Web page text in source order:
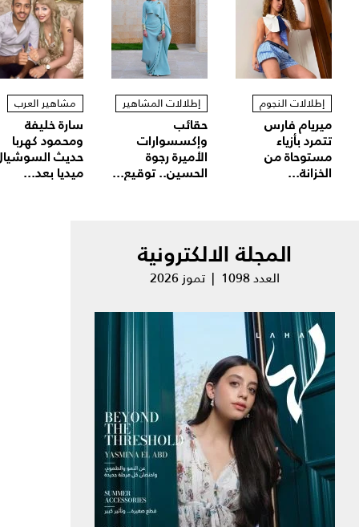
إطلالات النجوم
ميريام فارس
تتمرد بأزياء
مستوحاة من
الخزانة...
إطلالات المشاهير
حقائب
وإكسسوارات
الأميرة رجوة
الحسين.. توقيع...
مشاهير العرب
سارة خليفة
ومحمود كهربا
حديث
ميديا بعد...
المجلة الالكترونية
العدد 1098 | تموز 2026